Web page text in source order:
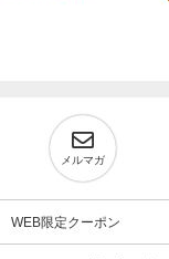
メルマガ
WEB限定クーポン